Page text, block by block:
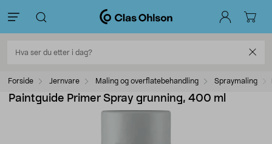
Forside Jernvare Maling og overflatebehandling Spraymaling
Paintguide Primer Spray grunning, 400 ml